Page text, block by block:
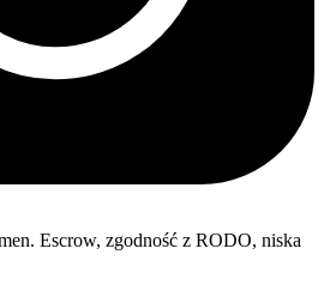
Escrow, zgodność z RODO, niska